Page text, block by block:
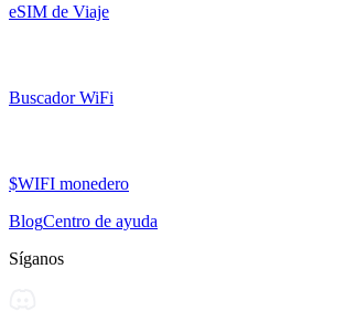
eSIM de Viaje
Buscador WiFi
$WIFI monedero
BlogCentro de ayuda
Síganos